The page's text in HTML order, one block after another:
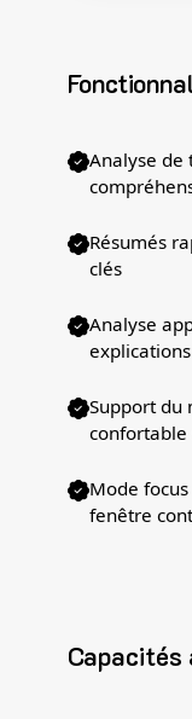
Analyse de
Résumés
clés
Analyse
Support du
confortable
Mode
fenêtre
Capacités